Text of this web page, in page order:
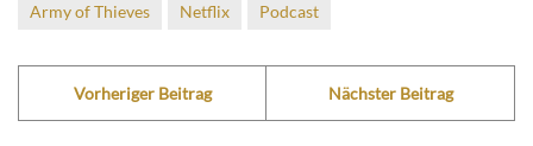
Army of Thieves Netflix Podcast
Vorheriger Beitrag Nächster Beitrag